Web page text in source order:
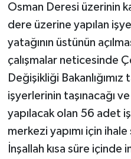
Osman Deresi üzerinin
dere üzerine yapılan
yatağının üstünün
çalışmalar neticesinde
Değişikliği Bakanlığımız
işyerlerinin taşınacağı
yapılacak olan 56 adet
merkezi yapımı için
İnşallah kısa süre içinde